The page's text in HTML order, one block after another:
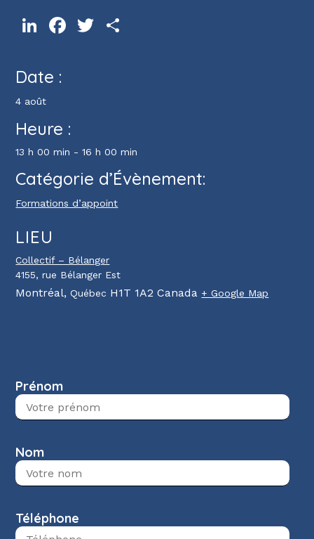
LinkedInFacebookTwitter
Date :
4 août
Heure :
13 h 00 min - 16 h 00 min
Catégorie d’Évènement:
Formations d’appoint
LIEU
Collectif – Bélanger
4155, rue Bélanger Est
Montréal, Québec H1T 1A2 Canada + Google Map
Prénom
Nom
Téléphone